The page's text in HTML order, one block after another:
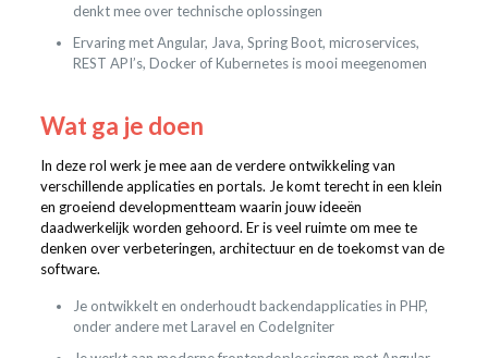
denkt mee over technische oplossingen
Ervaring met Angular, Java, Spring Boot, microservices,
REST API’s, Docker of Kubernetes is mooi meegenomen
Wat ga je doen
In deze rol werk je mee aan de verdere ontwikkeling van
verschillende applicaties en portals. Je komt terecht in een klein
en groeiend developmentteam waarin jouw ideeën
daadwerkelijk worden gehoord. Er is veel ruimte om mee te
denken over verbeteringen, architectuur en de toekomst van de
software.
Je ontwikkelt en onderhoudt backendapplicaties in PHP,
onder andere met Laravel en CodeIgniter